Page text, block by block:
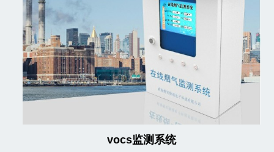
vocs监测系统